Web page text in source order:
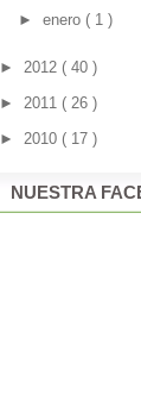
► enero ( 1 )
► 2012 ( 40 )
► 2011 ( 26 )
► 2010 ( 17 )
NUESTRA